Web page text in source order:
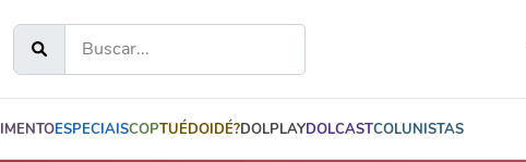
ESPECIAISCOPTUÉDOIDÉ?DOLPLAYDOLCASTCOLUNISTAS